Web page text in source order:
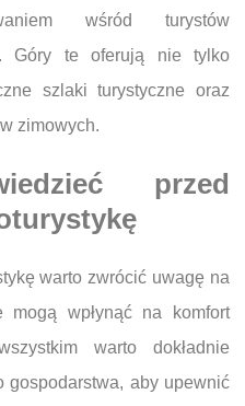
wśród turystów
Góry te oferują nie tylko
szlaki turystyczne oraz
zimowych.
przed
warto zwrócić uwagę na
mogą wpłynąć na komfort
warto dokładnie
gospodarstwa, aby upewnić